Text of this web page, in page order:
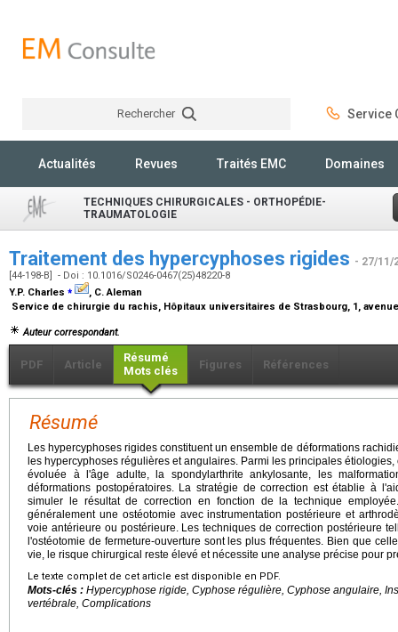
Rechercher Service
Actualités Revues Traités EMC Domaines
TECHNIQUES CHIRURGICALES - ORTHOPÉDIE-
TRAUMATOLOGIE
Traitement des hypercyphoses rigides - 27/11/
[44-198-B] - Doi : 10.1016/S0246-0467(25)48220-8
Y.P. Charles ⁎
, C. Aleman
Service de chirurgie du rachis, Hôpitaux universitaires de Strasbourg, 1,
Auteur correspondant.
PDF Article
Résumé
Mots clés
Figures Références
Résumé
Les hypercyphoses rigides constituent un ensemble de déformations
les hypercyphoses régulières et angulaires. Parmi les principales
évoluée à l'âge adulte, la spondylarthrite ankylosante, les
déformations postopératoires. La stratégie de correction est établie à
simuler le résultat de correction en fonction de la technique
généralement une ostéotomie avec instrumentation postérieure et
voie antérieure ou postérieure. Les techniques de correction postérieure
l'ostéotomie de fermeture-ouverture sont les plus fréquentes. Bien que
vie, le risque chirurgical reste élevé et nécessite une analyse précise pour
Le texte complet de cet article est disponible en PDF.
Mots-clés : Hypercyphose rigide, Cyphose régulière, Cyphose angulaire,
vertébrale, Complications